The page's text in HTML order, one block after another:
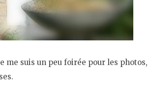
me suis un peu foirée pour les photos,